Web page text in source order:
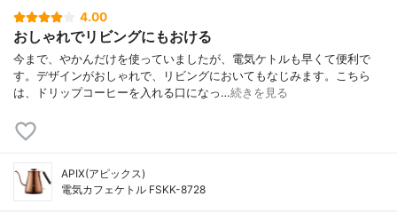
4.00
おしゃれでリビングにもおける
今まで、やかんだけを使っていましたが、電気ケトルも早くて便利で
す。デザインがおしゃれで、リビングにおいてもなじみます。こちら
は、ドリップコーヒーを入れる口になっ…続きを見る
APIX(アピックス)
電気カフェケトル FSKK-8728